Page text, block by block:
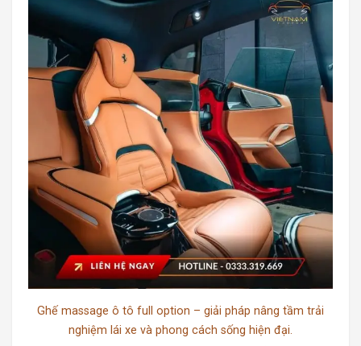
Ghế massage ô tô full option – giải pháp nâng tầm trải
nghiệm lái xe và phong cách sống hiện đại.